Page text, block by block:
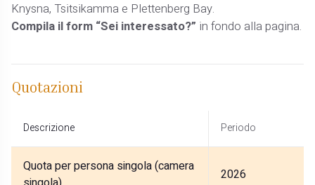
Knysna, Tsitsikamma e Plettenberg Bay.
Compila il form “Sei interessato?” in fondo alla pagina.
Quotazioni
Descrizione Periodo
Quota per persona singola (camera
2026